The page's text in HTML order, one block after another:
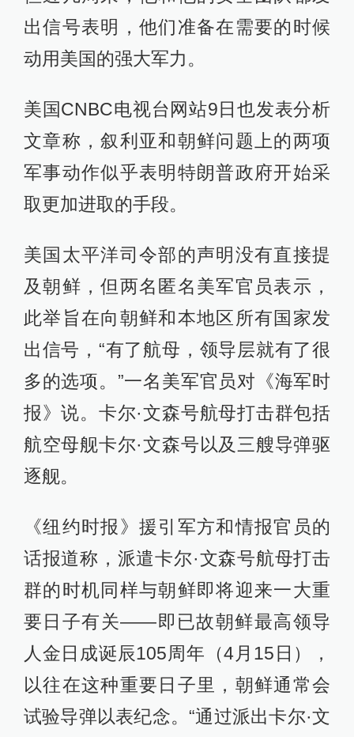
出信号表明，他们准备在需要的时候
动用美国的强大军力。
美国CNBC电视台网站9日也发表分析
文章称，叙利亚和朝鲜问题上的两项
军事动作似乎表明特朗普政府开始采
取更加进取的手段。
美国太平洋司令部的声明没有直接提
及朝鲜，但两名匿名美军官员表示，
此举旨在向朝鲜和本地区所有国家发
出信号，“有了航母，领导层就有了很
多的选项。”一名美军官员对《海军时
报》说。卡尔·文森号航母打击群包括
航空母舰卡尔·文森号以及三艘导弹驱
逐舰。
《纽约时报》援引军方和情报官员的
话报道称，派遣卡尔·文森号航母打击
群的时机同样与朝鲜即将迎来一大重
要日子有关——即已故朝鲜最高领导
人金日成诞辰105周年（4月15日），
以往在这种重要日子里，朝鲜通常会
试验导弹以表纪念。“通过派出卡尔·文